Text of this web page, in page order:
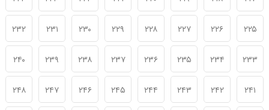
۲۲۵ ۲۲۶ ۲۲۷ ۲۲۸ ۲۲۹ ۲۳۰ ۲۳۱ ۲۳۲
۲۳۳ ۲۳۴ ۲۳۵ ۲۳۶ ۲۳۷ ۲۳۸ ۲۳۹ ۲۴۰
۲۴۱ ۲۴۲ ۲۴۳ ۲۴۴ ۲۴۵ ۲۴۶ ۲۴۷ ۲۴۸